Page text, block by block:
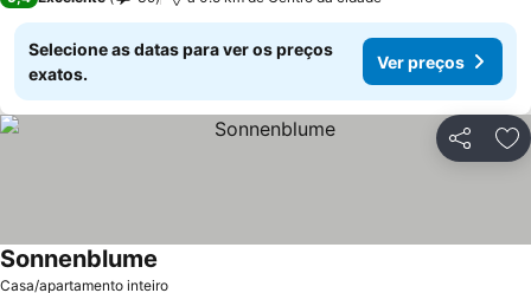
Selecione as datas para ver os preços
exatos.
Ver preços
Partilhar
Casa/apartamento inteiro
Sonnenblume